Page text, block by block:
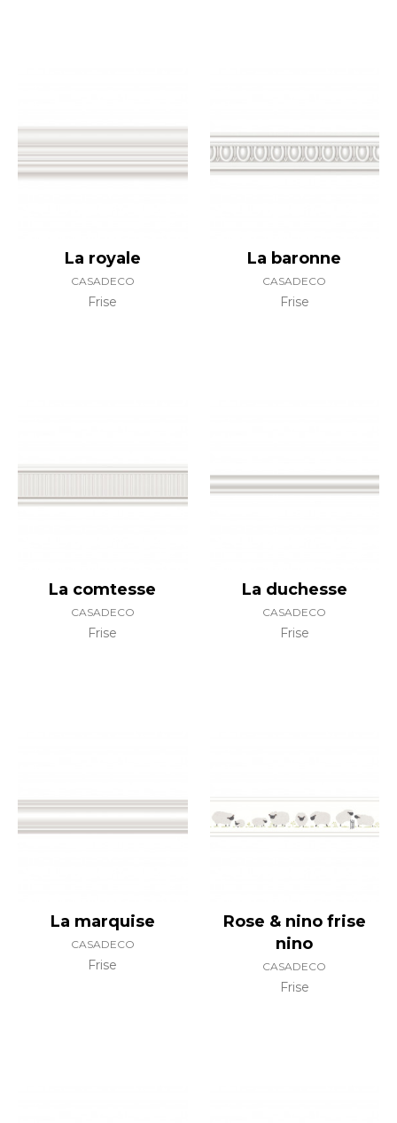
La royale
CASADECO
Frise
La baronne
CASADECO
Frise
La comtesse
CASADECO
Frise
La duchesse
CASADECO
Frise
La marquise
CASADECO
Frise
Rose & nino frise
nino
CASADECO
Frise